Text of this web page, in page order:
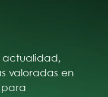
actualidad,
valoradas en
para